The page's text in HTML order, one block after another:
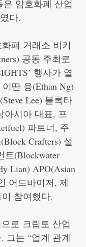
암호화폐 산업
다.
폐 거래소 비키
공동 주최로
행사가 열
딴 응(Ethan Ng)
Lee) 블록타
아시아 대표, 프
파트너, 주
Crafters) 설
트(Blockwater
Lian) APO(Asian
어드바이저, 제
참여했다.
로 크립토 산업
그는 “업계 관계